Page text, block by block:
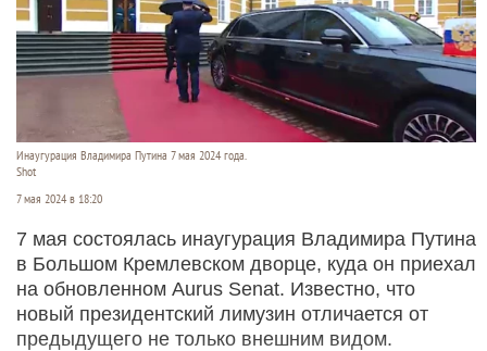
Инаугурация Владимира Путина 7 мая 2024 года.
Shot
7 мая 2024 в 18:20
7 мая состоялась инаугурация Владимира Путина
в Большом Кремлевском дворце, куда он приехал
на обновленном Aurus Senat. Известно, что
новый президентский лимузин отличается от
предыдущего не только внешним видом.